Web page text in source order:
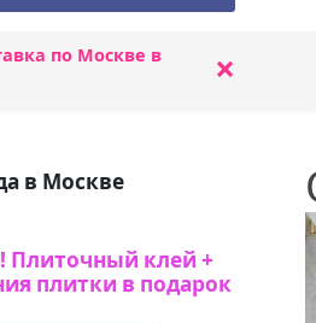
по Москве в
×
в Москве
Плиточный клей +
плитки в подарок